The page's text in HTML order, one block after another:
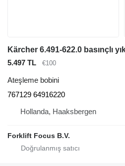
5.497 TL €100
Ateşleme bobini
767129 64916220
Hollanda, Haaksbergen
Forklift Focus B.V.